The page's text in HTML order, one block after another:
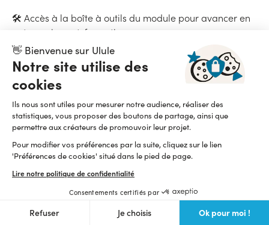
👋 Bienvenue sur Ulule
Notre site utilise des
cookies
Ils nous sont utiles pour mesurer notre audience, réaliser des
statistiques, vous proposer des boutons de partage, ainsi que
permettre aux créateurs de promouvoir leur projet.
Pour modifier vos préférences par la suite, cliquez sur le lien
'Préférences de cookies' situé dans le pied de page.
Lire notre politique de confidentialité
Consentements certifiés par
Refuser Je choisis Ok pour moi !
🛠 Accès à la boîte à outils du module pour avancer en
autonomie post-formation
Dès le départ, vous découvrez
stratégie de contenu solide, adaptée à vos objectifs et
à votre audience. Ce module poseles bases du
community management
avancé : positionnement de
votre marque, compréhension de la psychologie de
l’audience, choix des réseaux sociaux pertinents pour
votre projet entrepreneurial, et articulation d’une
stratégie de croissance durable.
Vous apprenez à mettre en place un
marketing